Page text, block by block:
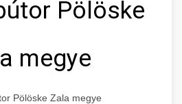
Pölöske
megye
Pölöske Zala megye